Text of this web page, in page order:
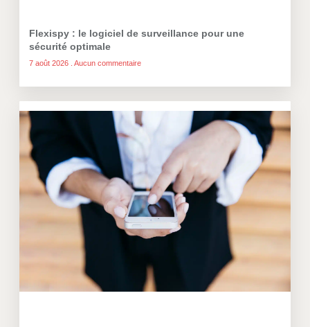
Flexispy : le logiciel de surveillance pour une
sécurité optimale
7 août 2026 Aucun commentaire